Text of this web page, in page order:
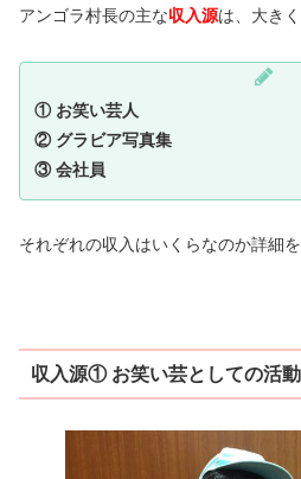
アンゴラ村長の主な収入源は、大き
① お笑い芸人
② グラビア写真集
③ 会社員
それぞれの収入はいくらなのか詳細
収入源① お笑い芸としての活動